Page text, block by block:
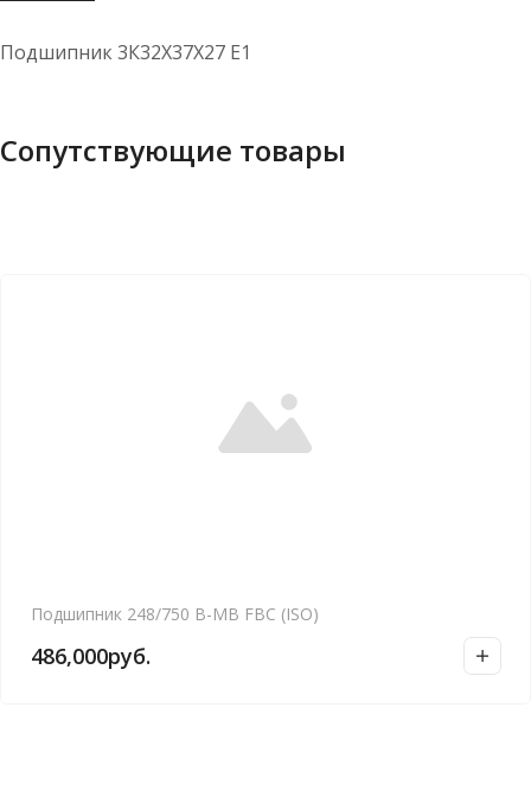
Подшипник 3К32Х37Х27 Е1
Сопутствующие товары
Подшипник 248/750 B-MB FBC (ISO)
486,000руб.